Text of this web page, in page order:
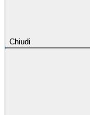
Chiudi